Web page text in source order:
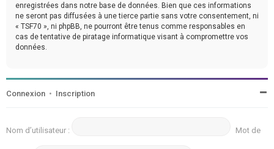
enregistrées dans notre base de données. Bien que ces informations
ne seront pas diffusées à une tierce partie sans votre consentement, ni
« TSF70 », ni phpBB, ne pourront être tenus comme responsables en
cas de tentative de piratage informatique visant à compromettre vos
données.
Connexion • Inscription
Nom d’utilisateur : Mot de